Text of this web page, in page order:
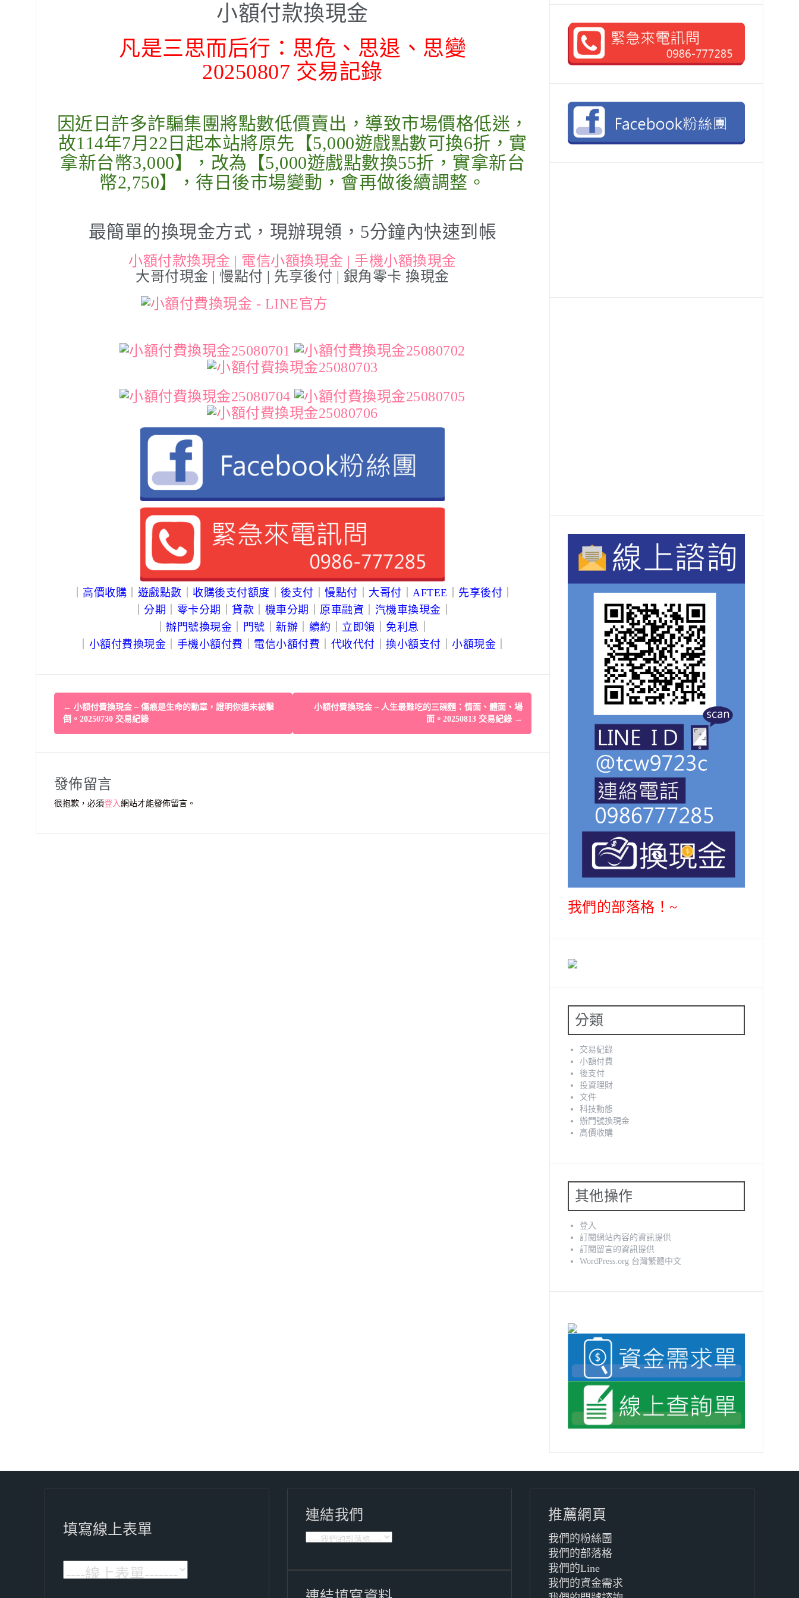
小額付款換現金
凡是三思而后行：思危、思退、思變
20250807 交易記錄
因近日許多詐騙集團將點數低價賣出，導致市場價格低迷，
故114年7月22日起本站將原先【5,000遊戲點數可換6折，實
拿新台幣3,000】，改為【5,000遊戲點數換55折，實拿新台
幣2,750】，待日後市場變動，會再做後續調整。
最簡單的換現金方式，現辦現領，5分鐘內快速到帳
小額付款換現金 | 電信小額換現金 | 手機小額換現金
大哥付現金 | 慢點付 | 先享後付 | 銀角零卡 換現金
高價收購 遊戲點數 收購後支付額度 後支付 慢點付 大哥付 AFTEE 先享後付
｜分期 零卡分期 貸款 機車分期 原車融資 汽機車換現金
｜辦門號換現金 門號 ｜新辦 續約 立即領 免利息
小額付費換現金 手機小額付費 電信小額付費 代收代付 ｜換小額支付 ｜小額現金
Post
navigation
← 小額付費換現金 – 傷痕是生命的勳章，證明你還未被擊
倒。20250730 交易紀錄
小額付費換現金 – 人生最難吃的三碗麵：情面、體面、場
面。20250813 交易紀錄 →
發佈留言
很抱歉，必須登入網站才能發佈留言。
我們的部落格！~
分類
交易紀錄
小額付費
後支付
投資理財
文件
科技動態
辦門號換現金
高價收購
其他操作
登入
訂閱網站內容的資訊提供
訂閱留言的資訊提供
WordPress.org 台灣繁體中文
填寫線上表單
連結我們 推薦網頁
我們的粉絲團
我們的部落格
我們的Line
我們的資金需求